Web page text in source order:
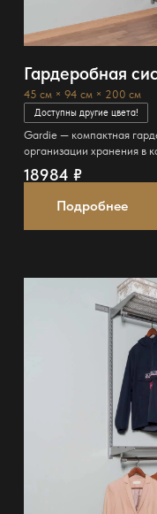
Гардеробная
45 см × 94 см × 200 см
Доступны другие цвета!
Gardie — компактная
организации хранения в
18984 ₽
Подробнее